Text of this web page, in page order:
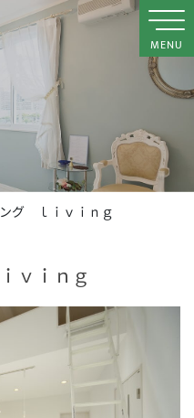
MENU
ング ｌｉｖｉｎｇ
ｖｉｎｇ